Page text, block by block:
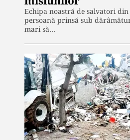
Echipa noastră de salvatori din
persoană prinsă sub
mari să…